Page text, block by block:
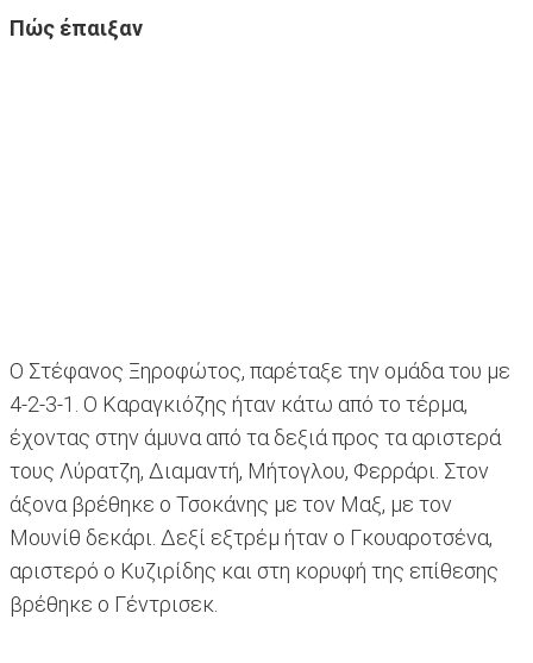
Πώς έπαιξαν
Ο Στέφανος Ξηροφώτος, παρέταξε την ομάδα του με
4-2-3-1. Ο Καραγκιόζης ήταν κάτω από το τέρμα,
έχοντας στην άμυνα από τα δεξιά προς τα αριστερά
τους Λύρατζη, Διαμαντή, Μήτογλου, Φερράρι. Στον
άξονα βρέθηκε ο Τσοκάνης με τον Μαξ, με τον
Μουνίθ δεκάρι. Δεξί εξτρέμ ήταν ο Γκουαροτσένα,
αριστερό ο Κυζιρίδης και στη κορυφή της επίθεσης
βρέθηκε ο Γέντρισεκ.